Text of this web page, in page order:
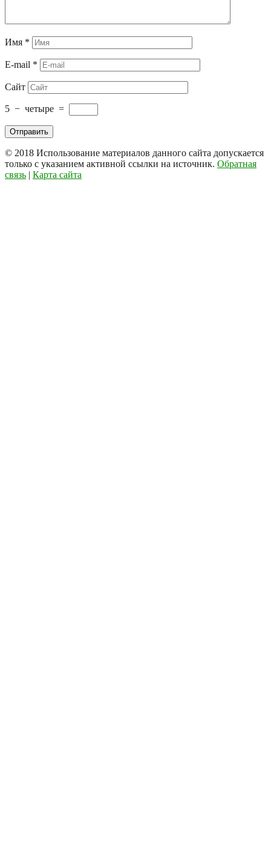
Имя *
E-mail *
Сайт
5 − четыре =
© 2018 Использование материалов данного сайта допускается
только с указанием активной ссылки на источник. Обратная
связь | Карта сайта